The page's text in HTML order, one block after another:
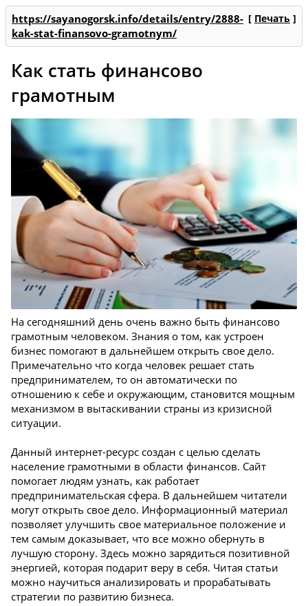
[ Печать ]
https://sayanogorsk.info/details/entry/2888-
kak-stat-finansovo-gramotnym/
Как стать финансово
грамотным
На сегодняшний день очень важно быть финансово
грамотным человеком. Знания о том, как устроен
бизнес помогают в дальнейшем открыть свое дело.
Примечательно что когда человек решает стать
предпринимателем, то он автоматически по
отношению к себе и окружающим, становится мощным
механизмом в вытаскивании страны из кризисной
ситуации.
Данный интернет-ресурс создан с целью сделать
население грамотными в области финансов. Сайт
помогает людям узнать, как работает
предпринимательская сфера. В дальнейшем читатели
могут открыть свое дело. Информационный материал
позволяет улучшить свое материальное положение и
тем самым доказывает, что все можно обернуть в
лучшую сторону. Здесь можно зарядиться позитивной
энергией, которая подарит веру в себя. Читая статьи
можно научиться анализировать и прорабатывать
стратегии по развитию бизнеса.